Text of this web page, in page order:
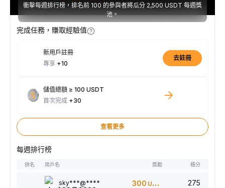
衝擊每週排行榜，排名前 100 的參與者將瓜分 2,500 USDT 每週獎
池。
完成任務，賺取經驗值
新用戶註冊
專享 +10
去註冊
儲值總額 ≥ 100 USDT
首次完成 +30
查看更多
每週排行榜
排名 用戶名 獎勵 積分
sky***@**** 300 USDT 275